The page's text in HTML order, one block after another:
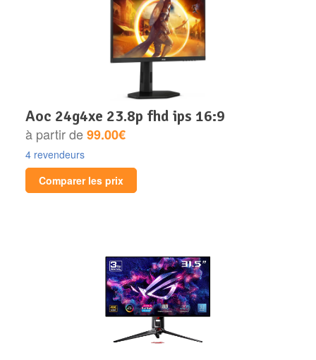
aoc 24g4xe 23.8p fhd ips 16:9
à partir de99.00€
4 revendeurs
Comparer les prix